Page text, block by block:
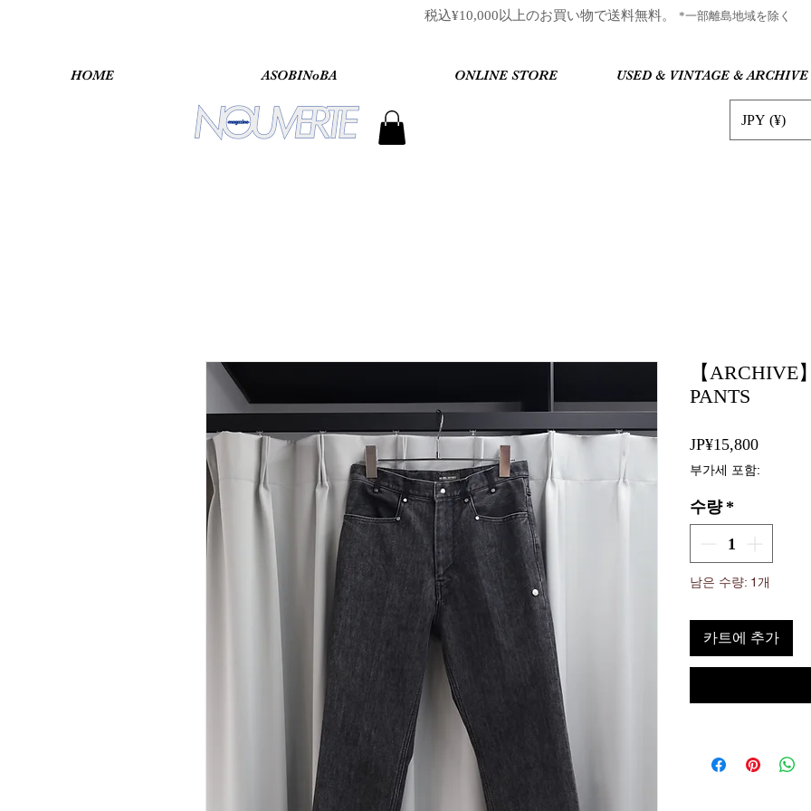
​税込¥10,000以上のお買い物で送料無料。 *一部離島地域を除く
HOME ASOBINoBA ONLINE STORE USED & VINTAGE & ARCHIVE
JPY (¥)
【
PANTS
JP¥15,800가
격
부가세 포함:
수량 *
남은 수량: 1개
카트에 추가